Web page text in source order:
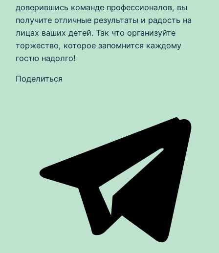
доверившись команде профессионалов, вы
получите отличные результаты и радость на
лицах ваших детей. Так что организуйте
торжество, которое запомнится каждому
гостю надолго!
Поделиться